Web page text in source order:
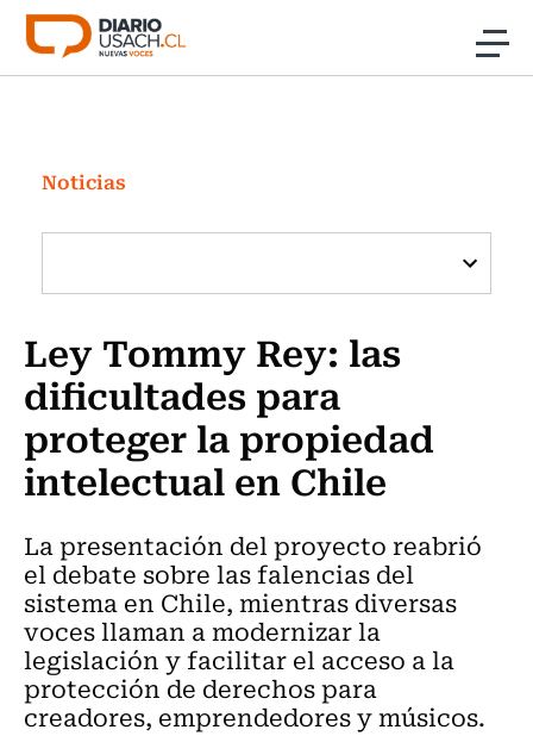
Click acá para ir directamente al contenido
Investigación
Cultura
Programas Radio y TV Usach
Noticias
Ley Tommy Rey: las
dificultades para
proteger la propiedad
intelectual en Chile
La presentación del proyecto reabrió
el debate sobre las falencias del
sistema en Chile, mientras diversas
voces llaman a modernizar la
legislación y facilitar el acceso a la
protección de derechos para
creadores, emprendedores y músicos.